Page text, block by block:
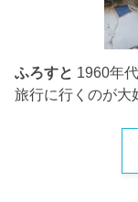
ふろすと 1960年
旅行に行くのが大